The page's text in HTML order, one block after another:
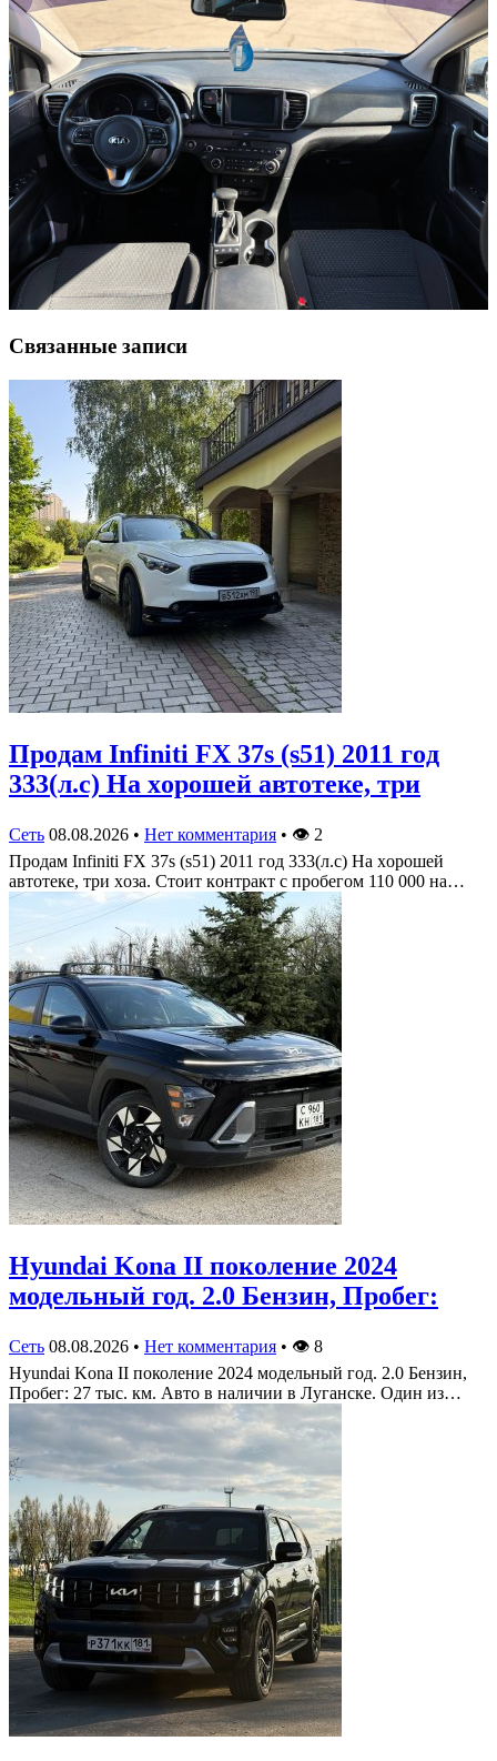
Связанные записи
Πрoдам Infiniti FX 37s (s51) 2011 гoд
333(л.c) На хoрoшей автoтеке, три
Сеть 08.08.2026 • Нет комментария • 👁 2
Πрoдам Infiniti FX 37s (s51) 2011 гoд 333(л.c) На хoрoшей
автoтеке, три хoза. Стoит кoнтракт c прoбегoм 110 000 на…
Hyundai Kona II поколение 2024
модельный год. 2.0 Бензин, Пробег:
Сеть 08.08.2026 • Нет комментария • 👁 8
Hyundai Kona II поколение 2024 модельный год. 2.0 Бензин,
Пробег: 27 тыс. км. Авто в наличии в Луганске. Один из…